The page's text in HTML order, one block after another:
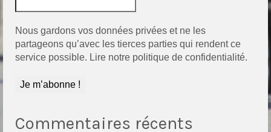
Nous gardons vos données privées et ne les
partageons qu’avec les tierces parties qui rendent ce
service possible. Lire notre politique de confidentialité.
Commentaires récents